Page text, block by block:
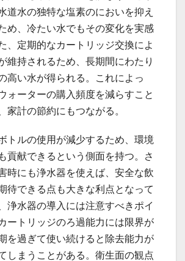
道水の独特な塩素のにおいを抑え
め、冷たい水でもその変化を実感
、定期的なカートリッジ交換によ
維持されるため、長期間にわたり
高い水が得られる。これによっ
ォーターの購入頻度を減らすこと
家計の節約にもつながる。
トルの使用が減少するため、環境
貢献できるという側面を持つ。さ
時にも浄水器を使えば、安全な飲
待できる点も大きな利点となって
浄水器の導入には注意すべきポイ
ートリッジのろ過能力には限界が
を過ぎて使い続けると除去能力が
しまうことがある。衛生面の観点